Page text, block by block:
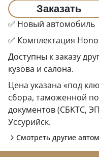
Заказать
✅ Новый автомобиль
✅ Комплектация
Доступны к заказу
кузова и салона.
Цена указана «под
сбора, таможенной
документов (CБKТС,
Уссурийск.
Смотреть другие